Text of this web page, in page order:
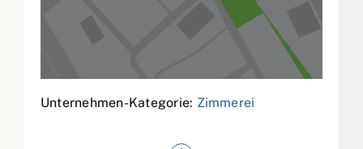
Unternehmen-Kategorie: Zimmerei